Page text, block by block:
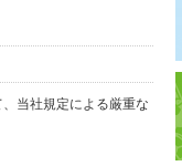
当社規定による厳重な